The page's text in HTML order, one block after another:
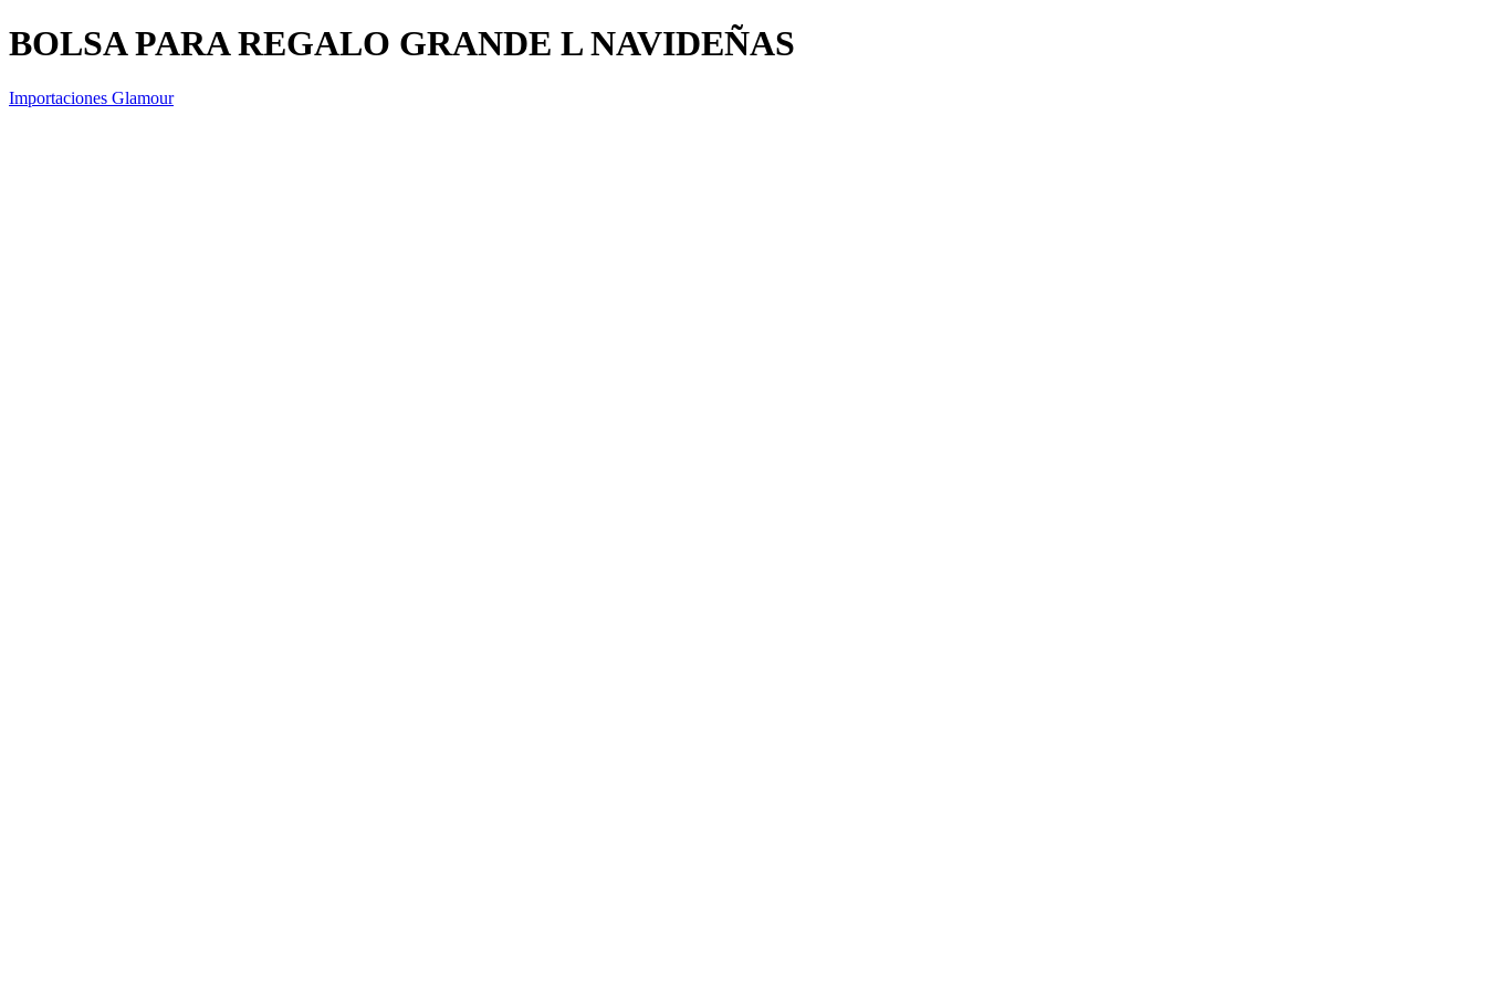
BOLSA PARA REGALO GRANDE L NAVIDEÑAS
Importaciones Glamour